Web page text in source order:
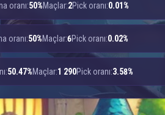
oranı:50%Maçlar:2Pick oranı:0.01%
oranı:50%Maçlar:6Pick oranı:0.02%
50.47%Maçlar:1 290Pick oranı:3.58%